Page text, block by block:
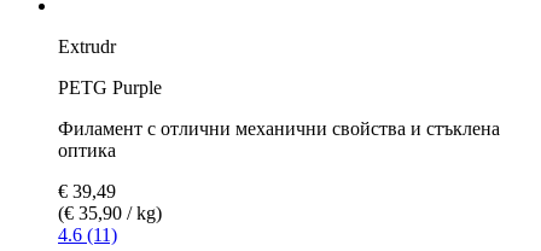
Extrudr
PETG Purple
Филамент с отлични механични свойства и стъклена
оптика
€ 39,49
(€ 35,90 / kg)
4.6 (11)